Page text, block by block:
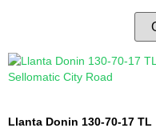
Llanta Donin 130-70-17 TL